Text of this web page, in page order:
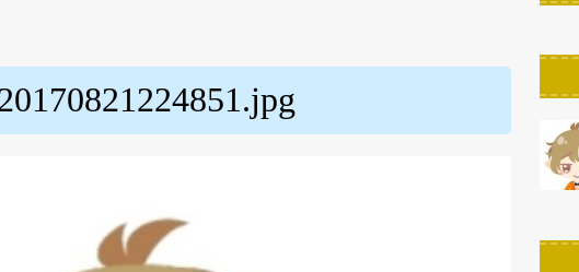
日 ] 【超かんたん】StreamDeckのスクリーンセーバーを作ろう！自作・カスタマ
徹底解説】【ELGATO】
PC環境改善
日 ] 【図表でわかる！】StreamDeck各種の画像の解像度とサイズまとめ